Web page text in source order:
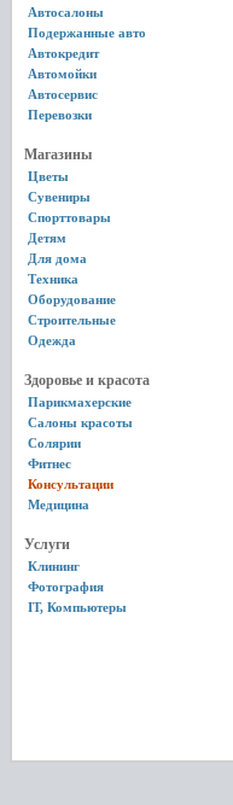
Автосалоны
Подержанные авто
Автокредит
Автомойки
Автосервис
Перевозки
Магазины
Цветы
Сувениры
Спорттовары
Детям
Для дома
Техника
Оборудование
Строительные
Одежда
Здоровье и красота
Парикмахерские
Салоны красоты
Солярии
Фитнес
Консультации
Медицина
Услуги
Клининг
Фотография
IT, Компьютеры